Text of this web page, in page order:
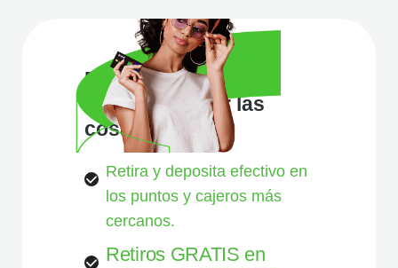
Descubre la nueva
forma de hacer las
cosas
Retira y deposita efectivo en
los puntos y cajeros más
cercanos.
Retiros GRATIS en